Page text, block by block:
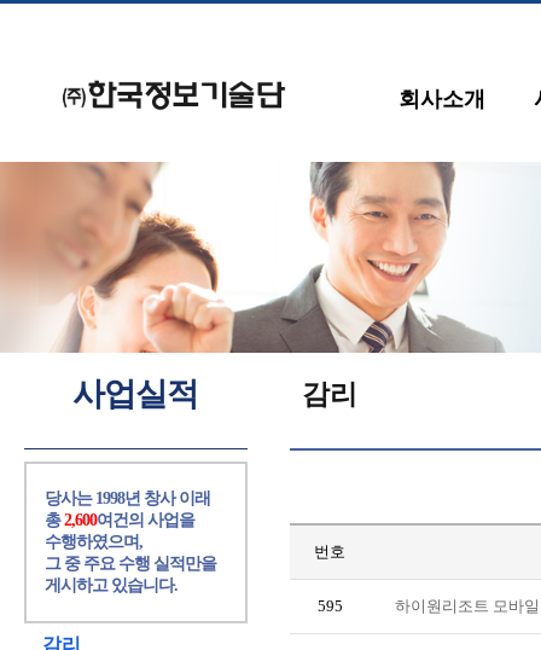
회사소개
감리
번호
595 하이원리조트 모바
사업실적
당사는 1998년 창사 이래
총2,600여건의 사업을
수행하였으며,
그 중 주요 수행 실적만을
게시하고 있습니다.
감리